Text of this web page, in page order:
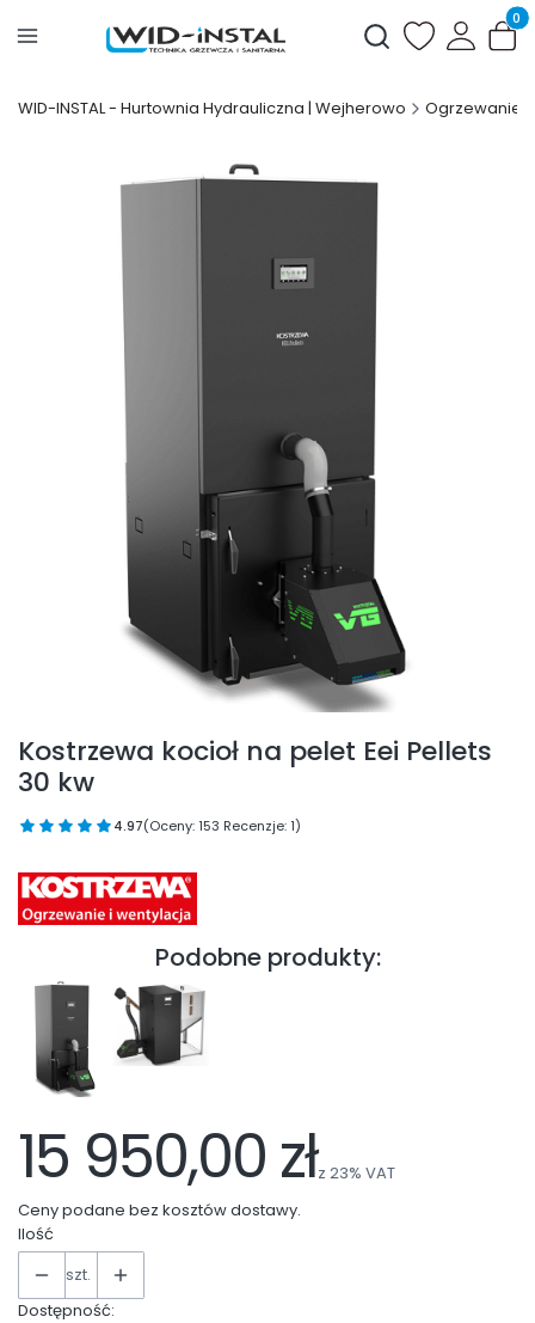
Otwórz
WID-INSTAL - Hurtownia Hydrauliczna | Wejherowo Ogrzewanie
Kostrzewa kocioł na pelet Eei Pellets
30 kw
4.97(Oceny: 153 Recenzje: 1)
Podobne produkty:
15 950,00 złz 23% VAT
Ceny podane bez kosztów dostawy.
Ilość
szt.
Dostępność: